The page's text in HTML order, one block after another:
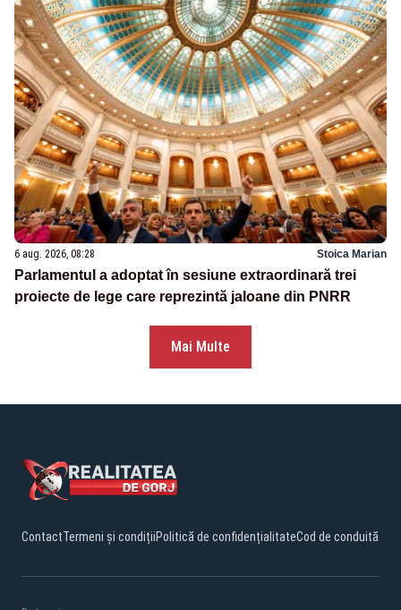
6 aug. 2026, 08:28 Stoica Marian
Parlamentul a adoptat în sesiune extraordinară trei
proiecte de lege care reprezintă jaloane din PNRR
Mai Multe
ContactTermeni și condițiiPolitică de confidențialitateCod de conduită